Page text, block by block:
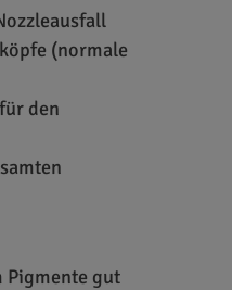
(normale
den
Pigmente gut